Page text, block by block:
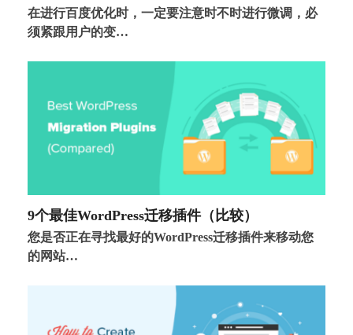
在进行百度优化时，一定要注意时不时进行微调，必
须紧跟用户的变…
9个最佳WordPress迁移插件（比较）
您是否正在寻找最好的WordPress迁移插件来移动您
的网站…